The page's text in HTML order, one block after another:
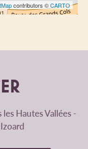
contributors ©CARTO
Hautes Vallées -